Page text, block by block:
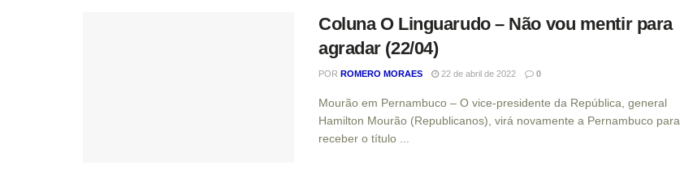
Coluna O Linguarudo – Não vou mentir para
agradar (22/04)
POR ROMERO MORAES 22 de abril de 2022 0
Mourão em Pernambuco – O vice-presidente da República, general
Hamilton Mourão (Republicanos), virá novamente a Pernambuco para
receber o título ...